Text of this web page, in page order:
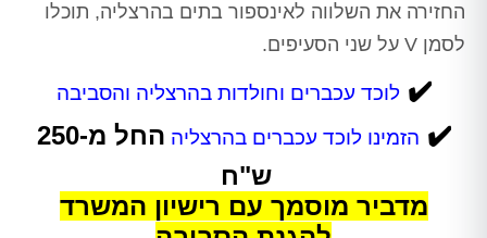
החזירה את השלווה לאינספור בתים בהרצליה, תוכלו
לסמן V על שני הסעיפים.
✔️לוכד עכברים וחולדות בהרצליה והסביבה
✔️ הזמינו לוכד עכברים בהרצליה
החל מ-250
ש"ח
מדביר מוסמך עם רישיון המשרד